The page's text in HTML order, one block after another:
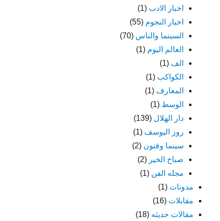
اخبار الادب (1)
اخبار النجوم (55)
السينما والناس (70)
العالم اليوم (1)
الف (1)
الكواكب (1)
المعارف (1)
الوسط (1)
دار الهلال (139)
روز اليوسف (1)
سينما وفنون (2)
صباح الخير (2)
مجله الفن (1)
مدونات (1)
مقابلات (16)
مقالات حديثه (18)